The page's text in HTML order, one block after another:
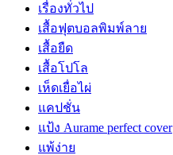
เรื่องทั่วไป
เสื้อฟุตบอลพิมพ์ลาย
เสื้อยืด
เสื้อโปโล
เห็ดเยื่อไผ่
แคปชั่น
แป้ง Aurame perfect cover
แพ้ง่าย